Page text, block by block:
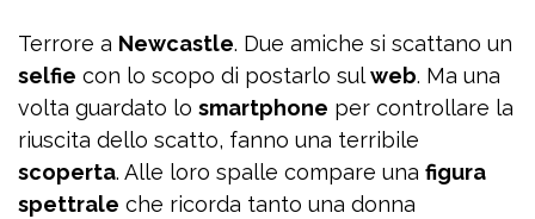
Terrore a Newcastle. Due amiche si scattano un
selfie con lo scopo di postarlo sulweb. Ma una
volta guardato lo smartphone per controllare la
riuscita dello scatto, fanno una terribile
scoperta. Alle loro spalle compare una figura
spettrale che ricorda tanto una donna